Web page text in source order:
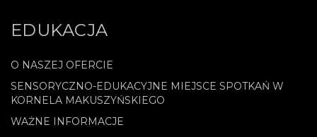
EDUKACJA
O NASZEJ OFERCIE
SENSORYCZNO-EDUKACYJNE MIEJSCE SPOTKAŃ W
KORNELA MAKUSZYŃSKIEGO
WAŻNE INFORMACJE